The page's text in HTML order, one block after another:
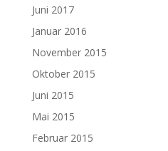
Juni 2017
Januar 2016
November 2015
Oktober 2015
Juni 2015
Mai 2015
Februar 2015